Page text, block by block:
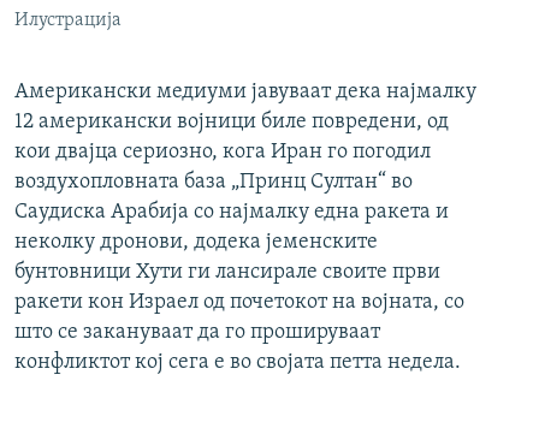
Илустрација
Американски медиуми јавуваат дека најмалку
12 американски војници биле повредени, од
кои двајца сериозно, кога Иран го погодил
воздухопловната база „Принц Султан“ во
Саудиска Арабија со најмалку една ракета и
неколку дронови, додека јеменските
бунтовници Хути ги лансирале своите први
ракети кон Израел од почетокот на војната, со
што се закануваат да го прошируваат
конфликтот кој сега е во својата петта недела.